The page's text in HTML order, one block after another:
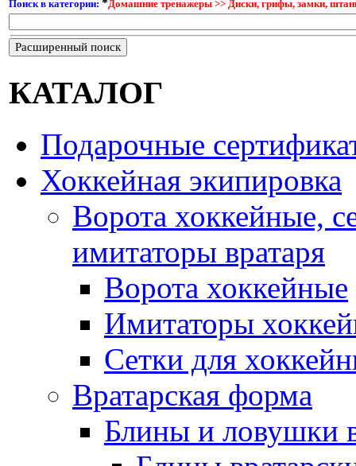
Поиск в категории: *Домашние тренажеры >> Диски, грифы, замки,
Расширенный поиск
КАТАЛОГ
Подарочные
Хоккейная экипировка
Ворота хоккейные,
имитаторы вратаря
Ворота хоккейные
Имитаторы
Сетки для
Вратарская форма
Блины и ловушки